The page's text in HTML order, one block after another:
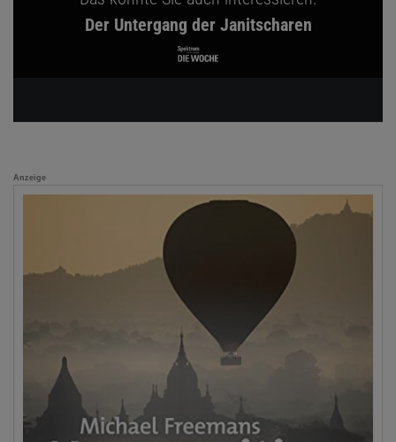
Der Untergang der Janitscharen
Anzeige